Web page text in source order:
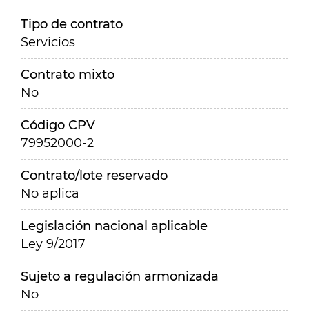
Tipo de contrato
Servicios
Contrato mixto
No
Código CPV
79952000-2
Contrato/lote reservado
No aplica
Legislación nacional aplicable
Ley 9/2017
Sujeto a regulación armonizada
No